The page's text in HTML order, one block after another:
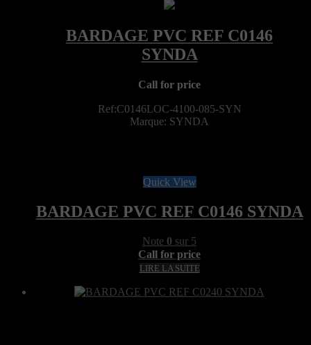
Call for price
Ref:C0146LOC-4100-085-SYN
Marque: SYNDA
Quick View
BARDAGE PVC REF C0146 SYNDA
Note 0 sur 5
Call for price
LIRE LA SUITE